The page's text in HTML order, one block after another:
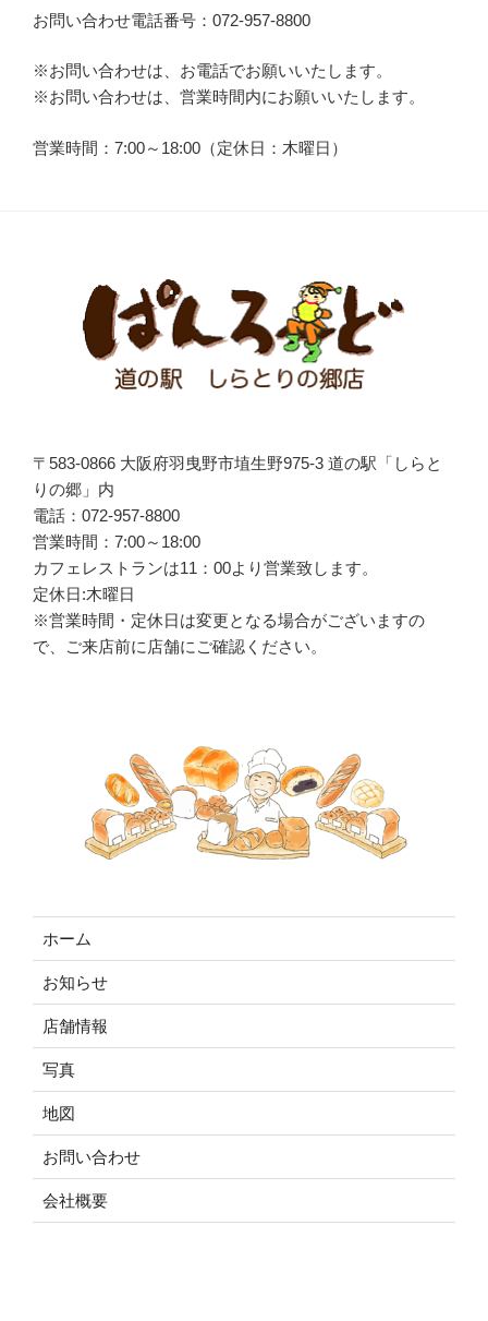
お問い合わせ電話番号：072-957-8800
※お問い合わせは、お電話でお願いいたします。
※お問い合わせは、営業時間内にお願いいたします。
営業時間：7:00～18:00（定休日：木曜日）
〒583-0866 大阪府羽曳野市埴生野975-3 道の駅「しらと
りの郷」内
電話：072-957-8800
営業時間：7:00～18:00
カフェレストランは11 ： 00より営業致します。
定休日:木曜日
※営業時間・定休日は変更となる場合がございますの
で、ご来店前に店舗にご確認ください。
ホーム
お知らせ
店舗情報
写真
地図
お問い合わせ
会社概要